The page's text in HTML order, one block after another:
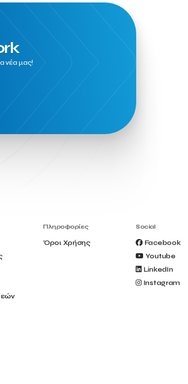
Amirandes Grecotel Boutique Resort
Angela Gerekou
Applications
Archimedes Center
Artificial Intelligence
Athens News Agency
Athens University of Economics &
Business
Best accelerator
Best incubator
Bizrupt
Booths 34-35
Borrn
Boutique Hotel
Cactus Royal Spa & Resort Hotel.
Campsaround
Canaves Oia Suites
Creta Maris
Creta Palm
Culture
Deliverback
νέα μας!
Πληροφορίες
Όροι Χρήσης
Social
Facebook
Youtube
LinkedIn
Instagram